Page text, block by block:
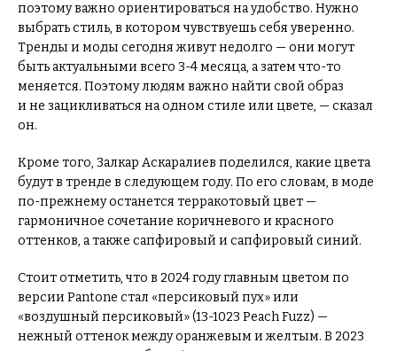
поэтому важно ориентироваться на удобство. Нужно
выбрать стиль, в котором чувствуешь себя уверенно.
Тренды и моды сегодня живут недолго — они могут
быть актуальными всего 3-4 месяца, а затем что-то
меняется. Поэтому людям важно найти свой образ
и не зацикливаться на одном стиле или цвете, — сказал
он.
Кроме того, Залкар Аскаралиев поделился, какие цвета
будут в тренде в следующем году. По его словам, в моде
по-прежнему останется терракотовый цвет —
гармоничное сочетание коричневого и красного
оттенков, а также сапфировый и сапфировый синий.
Стоит отметить, что в 2024 году главным цветом по
версии Pantone стал «персиковый пух» или
«воздушный персиковый» (13-1023 Peach Fuzz) —
нежный оттенок между оранжевым и желтым. В 2023